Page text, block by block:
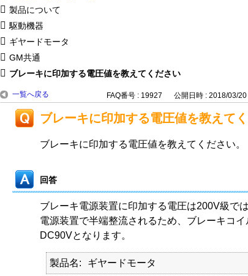
製品について
駆動機器
ギヤードモータ
GM共通
ブレーキに印加する電圧値を教えてください
一覧へ戻る FAQ番号 : 19927 公開日時 : 2018/03/
ブレーキに印加する電圧値を教えて
ブレーキに印加する電圧値を教えてください。
回答
ブレーキ電源装置に印加する電圧は200V級では
電源装置で半端整流されるため、ブレーキコ
DC90Vとなります。
製品名 ギヤードモータ